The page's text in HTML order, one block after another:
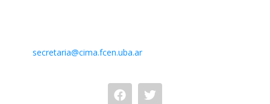
secretaria@cima.fcen.uba.ar